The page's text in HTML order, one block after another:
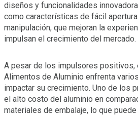
diseños y funcionalidades
como características de fácil
manipulación, que mejoran la
impulsan el crecimiento del mercado.
A pesar de los impulsores positivos,
Alimentos de Aluminio enfrenta
impactar su crecimiento. Uno de los
el alto costo del aluminio en
materiales de embalaje, lo que